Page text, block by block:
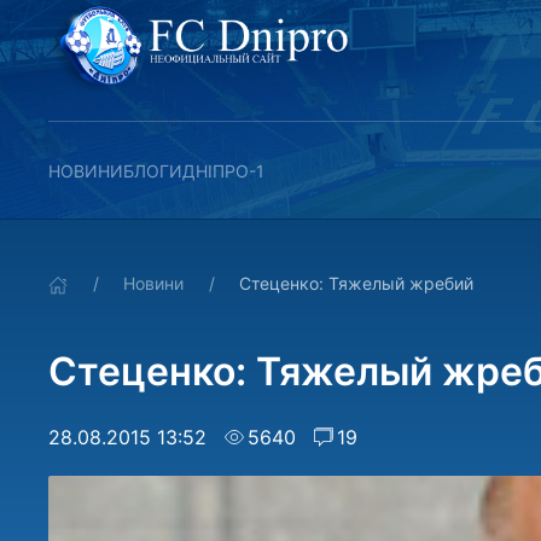
НОВИНИБЛОГИДНІПРО-1
Новини Стеценко: Тяжелый жребий
Стеценко: Тяжелый
28.08.2015 13:52 5640 19